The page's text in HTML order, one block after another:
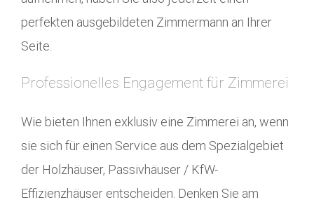
perfekten ausgebildeten Zimmermann an Ihrer
Seite.
Professionelles Engagement für Zimmerei
Wie bieten Ihnen exklusiv eine Zimmerei an, wenn
sie sich für einen Service aus dem Spezialgebiet
der Holzhäuser, Passivhäuser / KfW-
Effizienzhäuser entscheiden. Denken Sie am